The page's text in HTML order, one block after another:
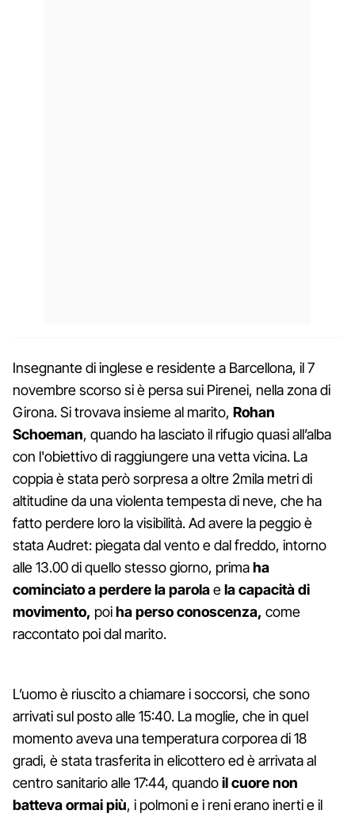
Insegnante di inglese e residente a Barcellona, il 7
novembre scorso si è persa sui Pirenei, nella zona di
Girona. Si trovava insieme al marito, Rohan
Schoeman, quando ha lasciato il rifugio quasi all’alba
con l'obiettivo di raggiungere una vetta vicina. La
coppia è stata però sorpresa a oltre 2mila metri di
altitudine da una violenta tempesta di neve, che ha
fatto perdere loro la visibilità. Ad avere la peggio è
stata Audret: piegata dal vento e dal freddo, intorno
alle 13.00 di quello stesso giorno, primaha
cominciato a perdere la parolaela capacità di
movimento, poiha perso conoscenza, come
raccontato poi dal marito.
L’uomo è riuscito a chiamare i soccorsi, che sono
arrivati sul posto alle 15:40. La moglie, che in quel
momento aveva una temperatura corporea di 18
gradi, è stata trasferita in elicottero ed è arrivata al
centro sanitario alle 17:44, quandoil cuore non
batteva ormai più, i polmoni e i reni erano inerti e il